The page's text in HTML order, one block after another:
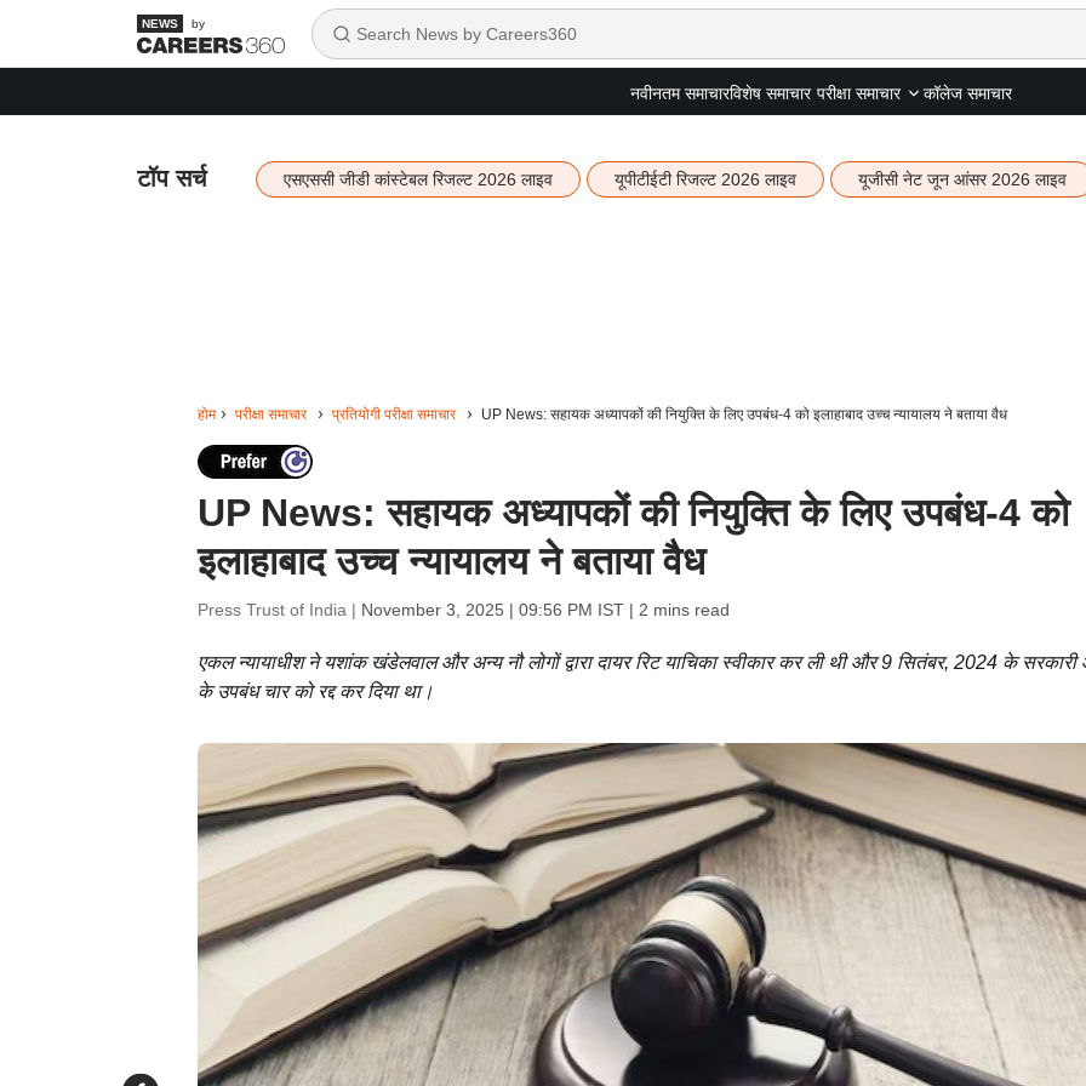
by
नवीनतम समाचारविशेष समाचार परीक्षा समाचार कॉलेज समाचार
टॉप सर्च एसएससी जीडी कांस्टेबल रिजल्ट 2026 लाइव यूपीटीईटी रिजल्ट 2026 लाइव यूजीसी नेट जून आंसर 2026 लाइव
होम परीक्षा समाचार प्रतियोगी परीक्षा समाचार UP News: सहायक अध्यापकों की नियुक्ति के लिए उपबंध-4 को इलाहाबाद उच्च न्यायालय ने बताया वैध
UP News: सहायक अध्यापकों की नियुक्ति के लिए उपबंध-4 को
इलाहाबाद उच्च न्यायालय ने बताया वैध
Press Trust of India | November 3, 2025 | 09:56 PM IST| 2 mins read
एकल न्यायाधीश ने यशांक खंडेलवाल और अन्य नौ लोगों द्वारा दायर रिट याचिका स्वीकार कर ली थी और 9 सितंबर, 2024 के
के उपबंध चार को रद्द कर दिया था।